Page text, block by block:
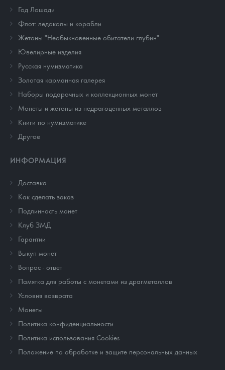
Год Лошади
Флот: ледоколы и корабли
Жетоны "Необыкновенные обитатели глубин"
Ювелирные изделия
Русская нумизматика
Золотая карманная галерея
Наборы подарочных и коллекционных монет
Монеты и жетоны из недрагоценных металлов
Книги по нумизматике
Другое
ИНФОРМАЦИЯ
Доставка
Как сделать заказ
Подлинность монет
Клуб ЗМД
Гарантии
Выкуп монет
Вопрос - ответ
Памятка для работы с монетами из драгметаллов
Условия возврата
Монеты
Политика конфиденциальности
Политика использования Cookies
Положение по обработке и защите персональных данных